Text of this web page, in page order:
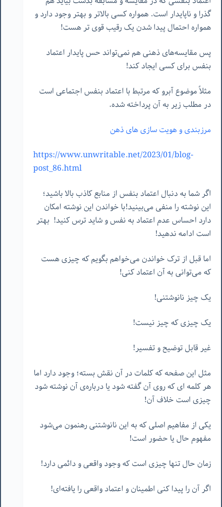
گذرا و ناپایدار است. همواره کسی بالاتر و بهتر وجود دارد و
همواره احتمال پیدا شدن یک رقیب قوی تر هست!
پس مقایسه‌های ذهنی هم نمی‌تواند حس پایدار اعتماد
بنفس برای کسی ایجاد کند!
مثلاً موضوع آبرو که مرتبط با اعتماد بنفس اجتماعی است
در مطلب زیر به آن پرداخته شده.
مرزبندی و هویت سازی های ذهن
https://www.unwritable.net/2023/01/blog-
post_86.html
اگر شما به دنبال اعتماد بنفس از منابع کاذب بالا باشید؛
این نوشته را منفی می‌بینید!با خواندن این نوشته امکان
دارد احساس عدم اعتماد به نفس و شاید ترس کنید! بهتر
است ادامه ندهید!
اما قبل از ترک خواندن می‌خواهم بگویم که چیزی هست
که می‌توانی به آن اعتماد کنی!
یک چیز نانوشتنی!
یک چیزی که چیز نیست!
غیر قابل توضیح و تفسیر!
مثل این صفحه‌ که کلمات در آن نقش بسته؛ وجود دارد اما
هر کلمه ای که روی آن گفته شود یا درباره‌ی آن نوشته شود
چیزی است خلاف آن!
یکی از مفاهیم اصلی که به این نانوشتنی رهنمون می‌شود
مفهوم حال یا حضور است!
زمان حال تنها چیزی است که وجود واقعی و دائمی دارد!
اگر آن را پیدا کنی اطمینان و اعتماد واقعی را یافته‌ای!